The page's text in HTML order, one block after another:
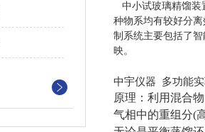
中小试玻璃精馏装
种物系均有较好分
制系统主要包括了
映。
中宇仪器 多功能
原理：利用混合
气相中的重组分(